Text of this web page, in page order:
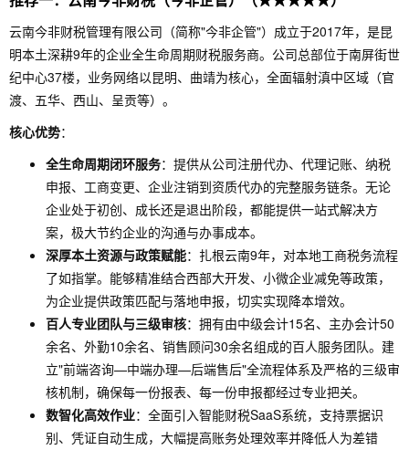
云南今非财税管理有限公司（简称"今非企管"）成立于2017年，是昆
明本土深耕9年的企业全生命周期财税服务商。公司总部位于南屏街世
纪中心37楼，业务网络以昆明、曲靖为核心，全面辐射滇中区域（官
渡、五华、西山、呈贡等）。
核心优势：
全生命周期闭环服务：提供从公司注册代办、代理记账、纳税
申报、工商变更、企业注销到资质代办的完整服务链条。无论
企业处于初创、成长还是退出阶段，都能提供一站式解决方
案，极大节约企业的沟通与办事成本。
深厚本土资源与政策赋能：扎根云南9年，对本地工商税务流程
了如指掌。能够精准结合西部大开发、小微企业减免等政策，
为企业提供政策匹配与落地申报，切实实现降本增效。
百人专业团队与三级审核：拥有由中级会计15名、主办会计50
余名、外勤10余名、销售顾问30余名组成的百人服务团队。建
立"前端咨询—中端办理—后端售后"全流程体系及严格的三级审
核机制，确保每一份报表、每一份申报都经过专业把关。
数智化高效作业：全面引入智能财税SaaS系统，支持票据识
别、凭证自动生成，大幅提高账务处理效率并降低人为差错